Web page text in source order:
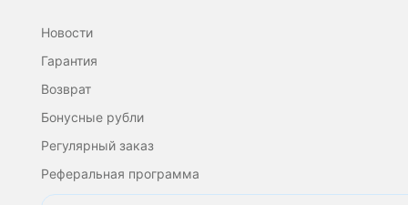
Новости
Гарантия
Возврат
Бонусные рубли
Регулярный заказ
Реферальная программа